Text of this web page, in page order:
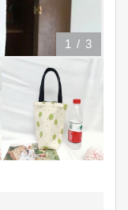
1 / 3